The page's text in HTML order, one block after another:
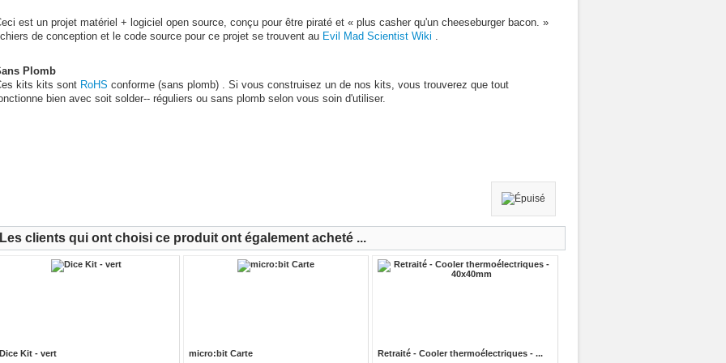
est un projet matériel + logiciel open source, conçu pour être piraté et « plus casher qu'un cheeseburger bacon. »
de conception et le code source pour ce projet se trouvent au Evil Mad Scientist Wiki
Plomb
kits kits sont RoHS conforme (sans plomb) . Si vous construisez un de nos kits, vous trouverez que tout
bien avec soit solder-- réguliers ou sans plomb selon vous soin d'utiliser.
Les clients qui ont choisi ce produit ont également acheté ...
Dice Kit - vert micro:bit Carte Retraité - Cooler thermoélectriques - ...